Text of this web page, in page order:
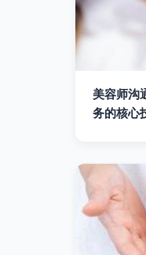
美容师沟
务的核心